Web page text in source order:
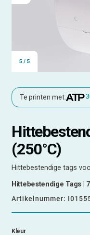
5 / 5
Te printen met:
(250°C)
Hittebestendige tags
Hittebestendige Tags |
Artikelnummer:
Kleur